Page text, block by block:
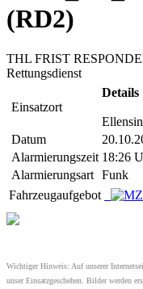
(RD2)
THL FRIST
Rettungsdienst
Einsatzort
Details
Datum
Alarmierungszeit 18:26
Alarmierungsart Funk
Fahrzeugaufgebot
Wichtiger Hinweis: Auf unserer
unser Einsatzgeschehen. Bilder werden